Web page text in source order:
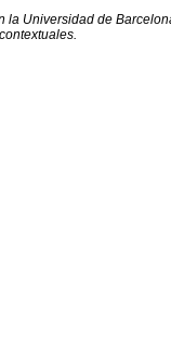
la Universidad de